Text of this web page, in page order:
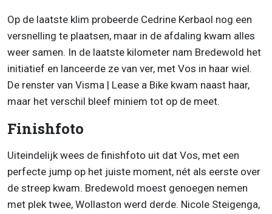
Op de laatste klim probeerde Cedrine Kerbaol nog een
versnelling te plaatsen, maar in de afdaling kwam alles
weer samen. In de laatste kilometer nam Bredewold het
initiatief en lanceerde ze van ver, met Vos in haar wiel.
De renster van Visma | Lease a Bike kwam naast haar,
maar het verschil bleef miniem tot op de meet.
Finishfoto
Uiteindelijk wees de finishfoto uit dat Vos, met een
perfecte jump op het juiste moment, nét als eerste over
de streep kwam. Bredewold moest genoegen nemen
met plek twee, Wollaston werd derde. Nicole Steigenga,